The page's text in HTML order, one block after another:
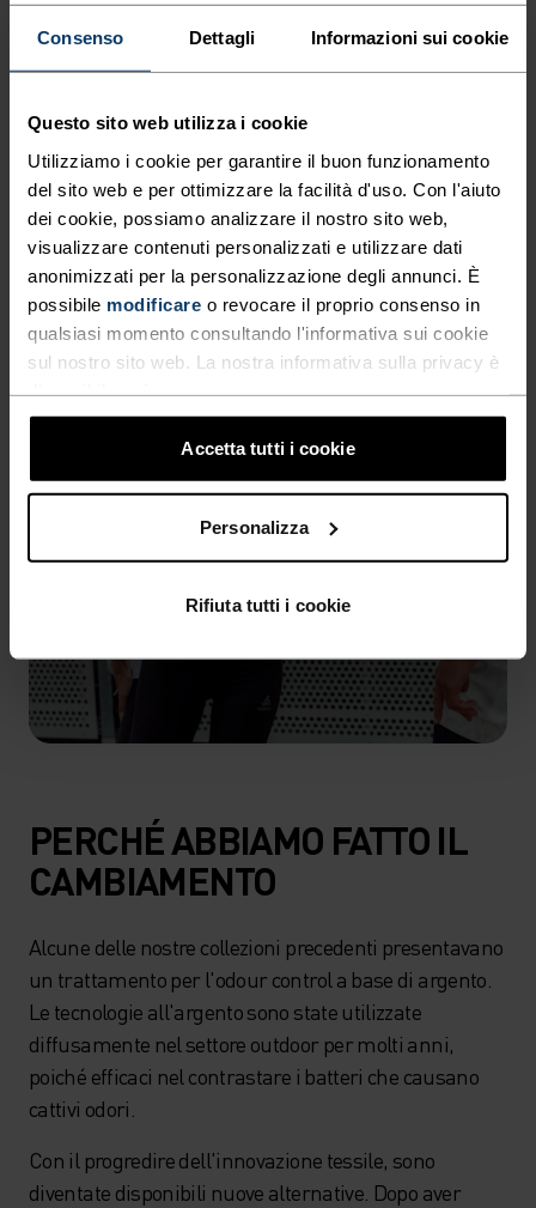
Consenso Dettagli Informazioni sui cookie
Questo sito web utilizza i cookie
Utilizziamo i cookie per garantire il buon funzionamento
del sito web e per ottimizzare la facilità d'uso. Con l'aiuto
dei cookie, possiamo analizzare il nostro sito web,
visualizzare contenuti personalizzati e utilizzare dati
anonimizzati per la personalizzazione degli annunci. È
possibile modificare o revocare il proprio consenso in
qualsiasi momento consultando l'informativa sui cookie
sul nostro sito web. La nostra informativa sulla privacy è
Accetta tutti i cookie
Personalizza
Rifiuta tutti i cookie
anche la vita più semplice quando si viaggia, si fa
escursionismo o semplicemente si indossa di più
ABBIGLIAMENTO CON HEIQ MINT
PERCHÉ ABBIAMO FATTO IL
CAMBIAMENTO
Alcune delle nostre collezioni precedenti presentavano
un trattamento per l'odour control a base di argento.
Le tecnologie all'argento sono state utilizzate
diffusamente nel settore outdoor per molti anni,
poiché efficaci nel contrastare i batteri che causano
cattivi odori.
Con il progredire dell'innovazione tessile, sono
diventate disponibili nuove alternative. Dopo aver